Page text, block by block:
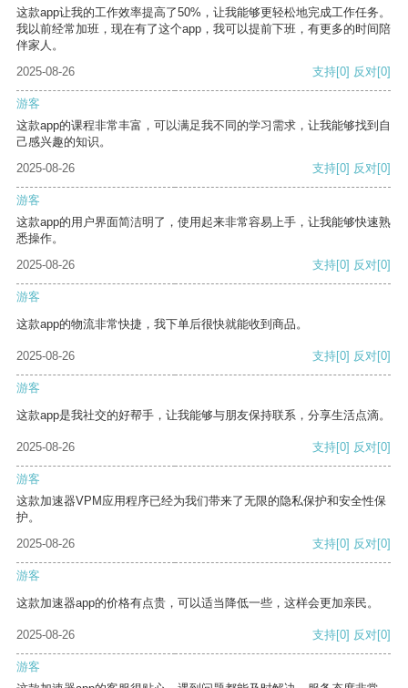
这款app让我的工作效率提高了50%，让我能够更轻松地完成工作任务。
我以前经常加班，现在有了这个app，我可以提前下班，有更多的时间陪
伴家人。
2025-08-26
支持[0] 反对[0]
游客
这款app的课程非常丰富，可以满足我不同的学习需求，让我能够找到自
己感兴趣的知识。
2025-08-26
支持[0] 反对[0]
游客
这款app的用户界面简洁明了，使用起来非常容易上手，让我能够快速熟
悉操作。
2025-08-26
支持[0] 反对[0]
游客
这款app的物流非常快捷，我下单后很快就能收到商品。
2025-08-26 支持[0] 反对[0]
游客
这款app是我社交的好帮手，让我能够与朋友保持联系，分享生活点滴。
2025-08-26 支持[0] 反对[0]
游客
这款加速器VPM应用程序已经为我们带来了无限的隐私保护和安全性保
护。
2025-08-26
支持[0] 反对[0]
游客
这款加速器app的价格有点贵，可以适当降低一些，这样会更加亲民。
2025-08-26 支持[0] 反对[0]
游客